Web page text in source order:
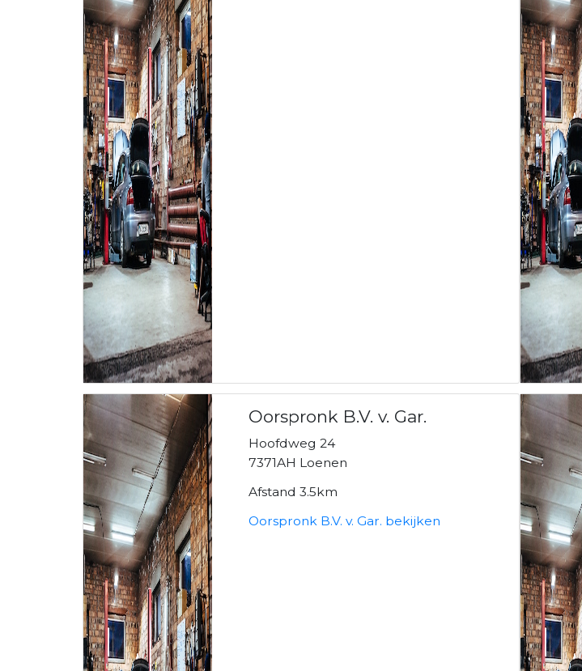
Oorspronk B.V. v. Gar.
Hoofdweg 24
7371AH Loenen
Afstand 3.5km
Oorspronk B.V. v. Gar. bekijken